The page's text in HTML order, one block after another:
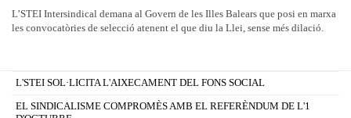
L’STEI Intersindical demana al Govern de les Illes Balears que posi en marxa
les convocatòries de selecció atenent el que diu la Llei, sense més dilació.
L'STEI SOL·LICITA L'AIXECAMENT DEL FONS SOCIAL
EL SINDICALISME COMPROMÈS AMB EL REFERÈNDUM DE L'1